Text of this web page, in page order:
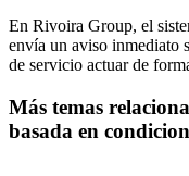
En Rivoira Group, el
envía un aviso inmediato
de servicio actuar de
Más temas
basada en